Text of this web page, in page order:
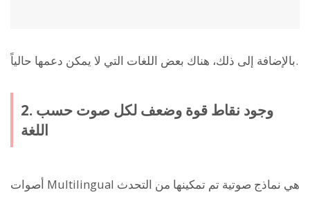
بالإضافة إلى ذلك، هناك بعض اللغات التي لا يمكن دعمها حالياً.
2. وجود نقاط قوة وضعف لكل صوت حسب
اللغة
أصوات Multilingual هي نماذج صوتية تم تمكينها من التحدث